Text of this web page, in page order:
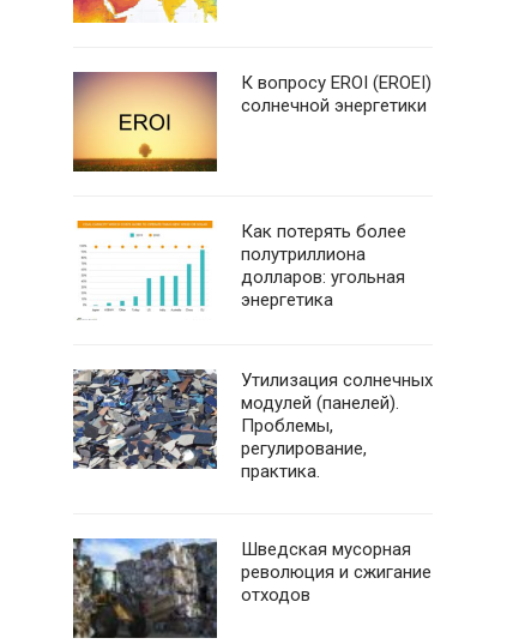
К вопросу EROI (EROEI)
солнечной энергетики
Как потерять более
полутриллиона
долларов: угольная
энергетика
Утилизация солнечных
модулей (панелей).
Проблемы,
регулирование,
практика.
Шведская мусорная
революция и сжигание
отходов